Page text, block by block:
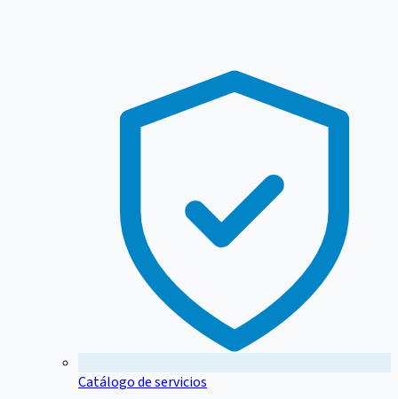
Catálogo de servicios